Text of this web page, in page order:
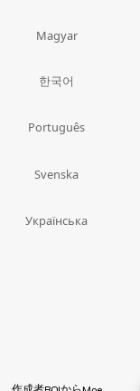
Magyar
한국어
Português
Svenska
Українська